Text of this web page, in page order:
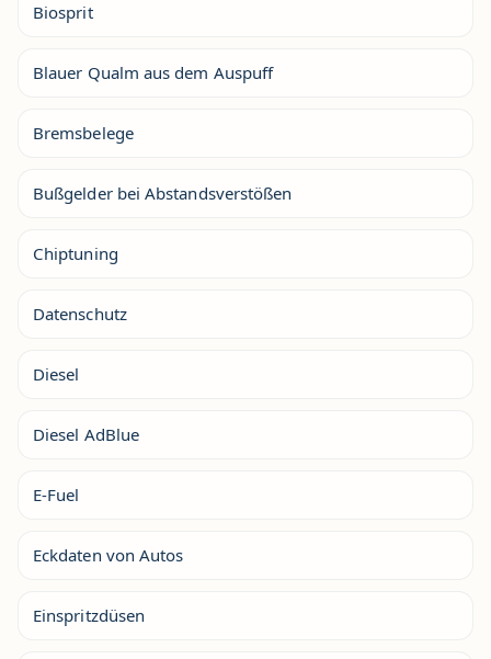
Biosprit
Blauer Qualm aus dem Auspuff
Bremsbelege
Bußgelder bei Abstandsverstößen
Chiptuning
Datenschutz
Diesel
Diesel AdBlue
E-Fuel
Eckdaten von Autos
Einspritzdüsen